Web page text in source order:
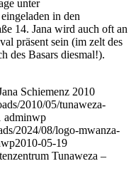
unter
in den
14. Jana wird auch oft an
präsent sein (im zelt des
des Basars diesmal!).
2010/05/tunaweza-
adminwp
2024/08/logo-mwanza-
2010-05-19
Tunaweza –